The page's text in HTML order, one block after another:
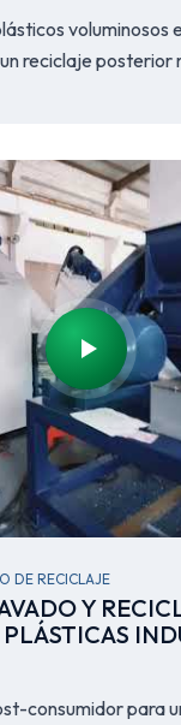
voluminosos
reciclaje posterior
DE RECICLAJE
Y
consumidor para